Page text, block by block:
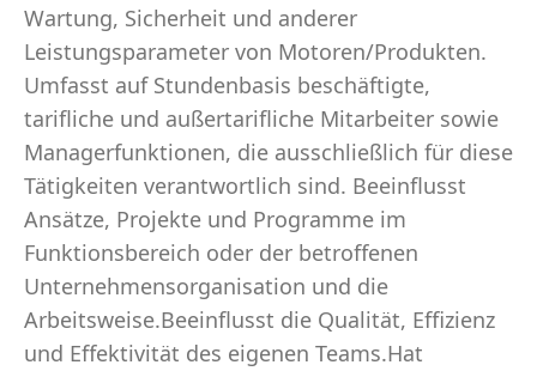
Wartung, Sicherheit und anderer
Leistungsparameter von Motoren/Produkten.
Umfasst auf Stundenbasis beschäftigte,
tarifliche und außertarifliche Mitarbeiter sowie
Managerfunktionen, die ausschließlich für diese
Tätigkeiten verantwortlich sind. Beeinflusst
Ansätze, Projekte und Programme im
Funktionsbereich oder der betroffenen
Unternehmensorganisation und die
Arbeitsweise.Beeinflusst die Qualität, Effizienz
und Effektivität des eigenen Teams.Hat